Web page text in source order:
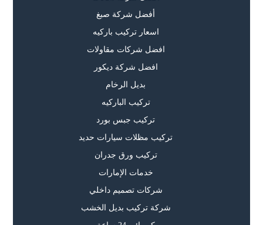
أفضل شركة صبغ
اسعار تركيب باركيه
افضل شركات مقاولات
افضل شركة ديكور
بديل الرخام
تركيب الباركيه
تركيب جبس بورد
تركيب مظلات سيارات حديد
تركيب ورق جدران
خدمات الإمارات
شركات تصميم داخلي
شركة تركيب بديل الخشب